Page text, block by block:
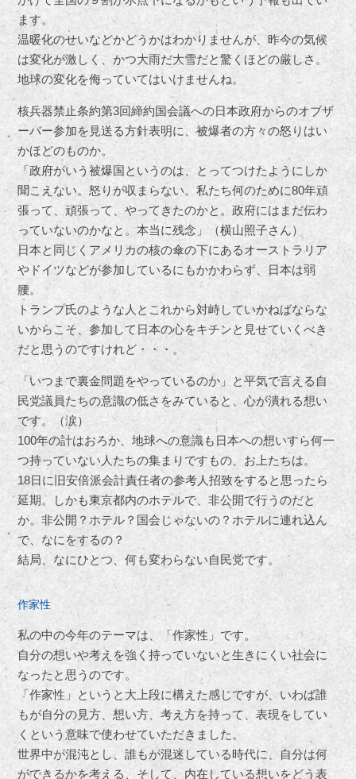
ます。
温暖化のせいなどかどうかはわかりませんが、昨今の気候
は変化が激しく、かつ大雨だ大雪だと驚くほどの厳しさ。
地球の変化を侮っていてはいけませんね。
核兵器禁止条約第3回締約国会議への日本政府からのオブザ
ーバー参加を見送る方針表明に、被爆者の方々の怒りはい
かほどのものか。
「政府がいう被爆国というのは、とってつけたようにしか
聞こえない。怒りが収まらない。私たち何のために80年頑
張って、頑張って、やってきたのかと。政府にはまだ伝わ
っていないのかなと。本当に残念」（横山照子さん）
日本と同じくアメリカの核の傘の下にあるオーストラリア
やドイツなどが参加しているにもかかわらず、日本は弱
腰。
トランプ氏のような人とこれから対峙していかねばならな
いからこそ、参加して日本の心をキチンと見せていくべき
だと思うのですけれど・・・。
「いつまで裏金問題をやっているのか」と平気で言える自
民党議員たちの意識の低さをみていると、心が潰れる想い
です。（涙）
100年の計はおろか、地球への意識も日本への想いすら何一
つ持っていない人たちの集まりですもの、お上たちは。
18日に旧安倍派会計責任者の参考人招致をすると思ったら
延期。しかも東京都内のホテルで、非公開で行うのだと
か。非公開？ホテル？国会じゃないの？ホテルに連れ込ん
で、なにをするの？
結局、なにひとつ、何も変わらない自民党です。
作家性
私の中の今年のテーマは、「作家性」です。
自分の想いや考えを強く持っていないと生きにくい社会に
なったと思うのです。
「作家性」というと大上段に構えた感じですが、いわば誰
もが自分の見方、想い方、考え方を持って、表現をしてい
くという意味で使わせていただきました。
世界中が混沌とし、誰もが混迷している時代に、自分は何
ができるかを考える、そして、内在している想いをどう表